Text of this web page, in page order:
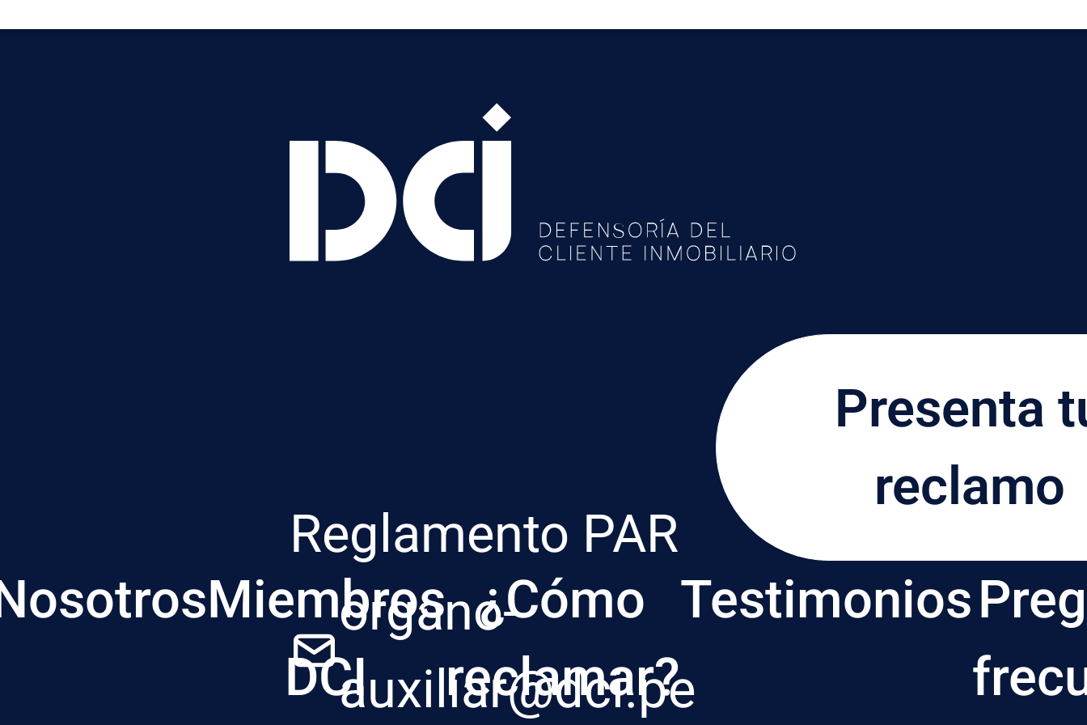
Reglamento PAR
organo-
auxiliar@dci.pe
Presenta
reclamo
Miembros
DCI
¿Cómo
reclamar?
Testimonios